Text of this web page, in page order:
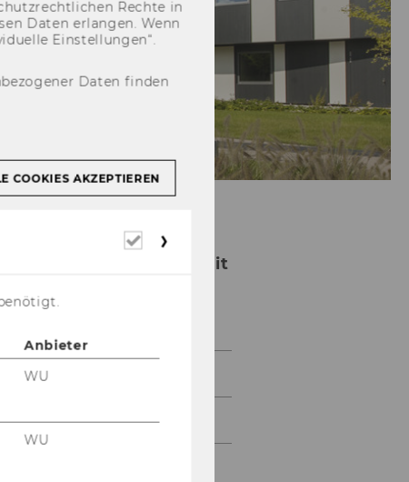
Institut für Nonprofit
Governance
Team
Lehre
Rech­te in
Daten er­lan­gen. Wenn
Ein­stel­lun­gen“.
Daten finden
COOKIES AKZEPTIEREN
Erforderliche
Anbieter
WU
WU